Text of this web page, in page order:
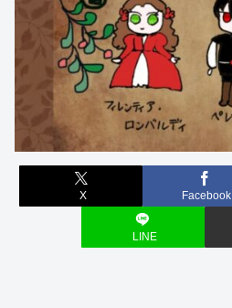
X Facebook
LINE